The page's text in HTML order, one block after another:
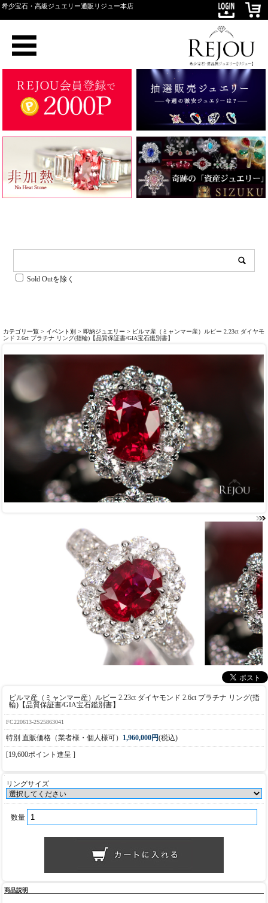
希少宝石・高級ジュエリー通販リジュー本店
Sold Outを除く
カテゴリ一覧 > イベント別 > 即納ジュエリー > ビルマ産（ミャンマー産）ルビー 2.23ct ダイヤモ
ンド 2.6ct プラチナ リング(指輪)【品質保証書/GIA宝石鑑別書】
ビルマ産（ミャンマー産）ルビー 2.23ct ダイヤモンド 2.6ct プラチナ リング(指
輪)【品質保証書/GIA宝石鑑別書】
FC220613-2S25863041
特別 直販価格（業者様・個人様可） 1,960,000円(税込)
[19,600ポイント進呈 ]
リングサイズ
数量
商品説明